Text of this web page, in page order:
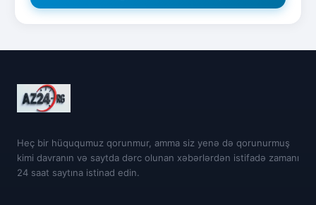
Heç bir hüququmuz qorunmur, amma siz yenə də qorunurmuş
kimi davranın və saytda dərc olunan xəbərlərdən istifadə zamanı
24 saat saytına istinad edin.